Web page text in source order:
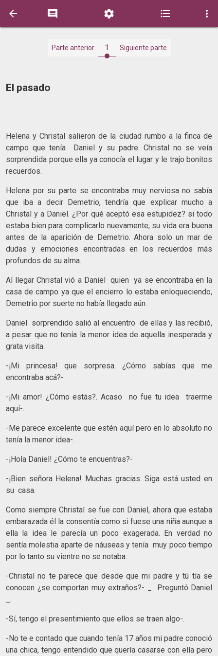
    
Parte anterior 1 Siguiente parte
El pasado
Helena y Christal salieron de la ciudad rumbo a la finca de
campo que tenía Daniel y su padre. Christal no se veía
sorprendida porque ella ya conocía el lugar y le trajo bonitos
recuerdos.
Helena por su parte se encontraba muy nerviosa no sabía
que iba a decir Demetrio, tendría que explicar mucho a
Christal y a Daniel. ¿Por qué aceptó esa estupidez? si todo
estaba bien para complicarlo nuevamente, su vida era buena
antes de la aparición de Demetrio. Ahora solo un mar de
dudas y emociones encontradas en los recuerdos más
profundos de su alma.
Al llegar Christal vió a Daniel quien ya se encontraba en la
casa de campo ya que el encierro lo estaba enloqueciendo,
Demetrio por suerte no había llegado aún.
Daniel sorprendido salió al encuentro de ellas y las recibió,
a pesar que no tenía la menor idea de aquella inesperada y
grata visita.
-¡Mi princesa! que sorpresa. ¿Cómo sabías que me
encontraba acá?-
-¡Mi amor! ¿Cómo estás?. Acaso no fue tu idea traerme
aquí-.
-Me parece excelente que estén aquí pero en lo absoluto no
tenía la menor idea-.
-¡Hola Daniel! ¿Cómo te encuentras?-
-¡Bien señora Helena! Muchas gracias. Siga está usted en
su casa.
Como siempre Christal se fue con Daniel, ahora que estaba
embarazada él la consentía como si fuese una niña aunque a
ella la idea le parecía un poco exagerada. En verdad no
sentía molestia aparte de náuseas y tenía muy poco tiempo
por lo tanto su vientre no se notaba.
-Christal no te parece que desde que mi padre y tú tía se
conocen ¿se comportan muy extraños?- _ Preguntó Daniel
_.
-Sí, tengo el presentimiento que ellos se traen algo-.
-No te e contado que cuando tenía 17 años mi padre conoció
una chica, tengo entendido que quería casarse con ella pero